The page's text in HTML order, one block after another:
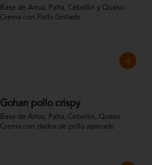
Base de Arroz, Palta, Cebollin y Queso
Crema con Pollo Grillado
Gohan pollo crispy
Base de Arroz, Palta, Cebollin, Queso
Crema con dados de pollo apanado